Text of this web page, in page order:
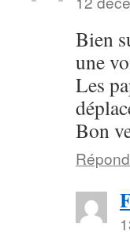
Bien
une
Les
Bon